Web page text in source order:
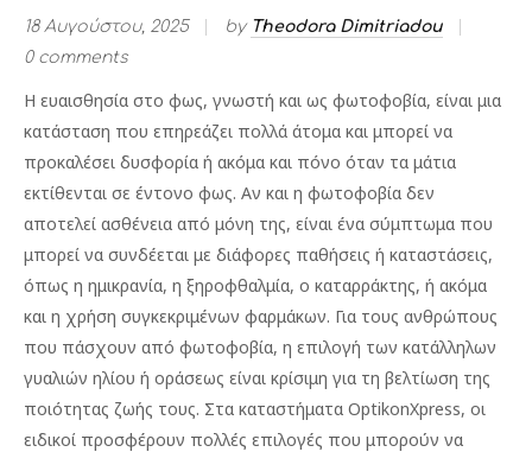
18 Αυγούστου, 2025 by Theodora Dimitriadou
0 comments
Η ευαισθησία στο φως, γνωστή και ως φωτοφοβία, είναι μια
κατάσταση που επηρεάζει πολλά άτομα και μπορεί να
προκαλέσει δυσφορία ή ακόμα και πόνο όταν τα μάτια
εκτίθενται σε έντονο φως. Αν και η φωτοφοβία δεν
αποτελεί ασθένεια από μόνη της, είναι ένα σύμπτωμα που
μπορεί να συνδέεται με διάφορες παθήσεις ή καταστάσεις,
όπως η ημικρανία, η ξηροφθαλμία, ο καταρράκτης, ή ακόμα
και η χρήση συγκεκριμένων φαρμάκων. Για τους ανθρώπους
που πάσχουν από φωτοφοβία, η επιλογή των κατάλληλων
γυαλιών ηλίου ή οράσεως είναι κρίσιμη για τη βελτίωση της
ποιότητας ζωής τους. Στα καταστήματα OptikonXpress, οι
ειδικοί προσφέρουν πολλές επιλογές που μπορούν να